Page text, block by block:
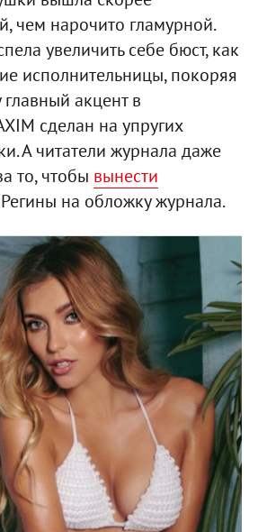
чем нарочито гламурной.
увеличить себе бюст, как
исполнительницы, покоряя
акцент в
сделан на упругих
А читатели журнала даже
то, чтобы вынести
на обложку журнала.